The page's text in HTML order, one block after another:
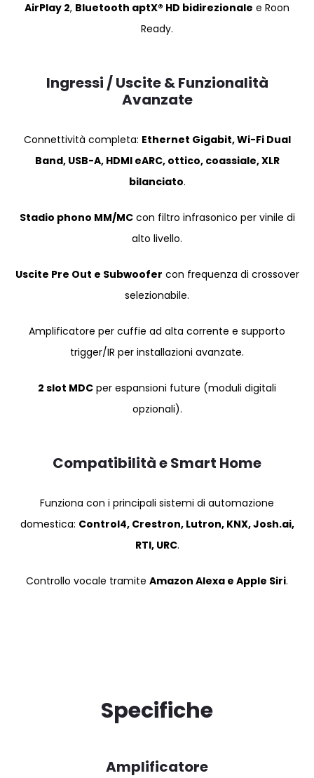
AirPlay 2, Bluetooth aptX® HD bidirezionale e Roon
Ready.
Ingressi / Uscite & Funzionalità
Avanzate
Connettività completa: Ethernet Gigabit, Wi-Fi Dual
Band, USB-A, HDMI eARC, ottico, coassiale, XLR
bilanciato.
Stadio phono MM/MCcon filtro infrasonico per vinile di
alto livello.
Uscite Pre Out e Subwoofer con frequenza di crossover
selezionabile.
Amplificatore per cuffie ad alta corrente e supporto
trigger/IR per installazioni avanzate.
2 slot MDC per espansioni future (moduli digitali
opzionali).
Compatibilità e Smart Home
Funziona con i principali sistemi di automazione
domestica: Control4, Crestron, Lutron, KNX, Josh.ai,
RTI, URC.
Controllo vocale tramite Amazon Alexa e Apple Siri.
Specifiche
Amplificatore